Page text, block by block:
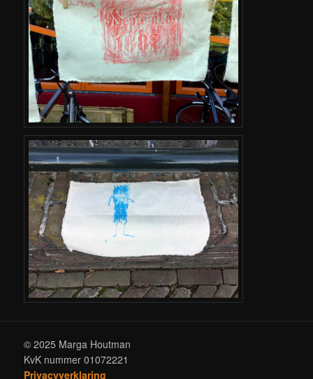
© 2025 Marga Houtman
KvK nummer 01072221
Privacyverklaring